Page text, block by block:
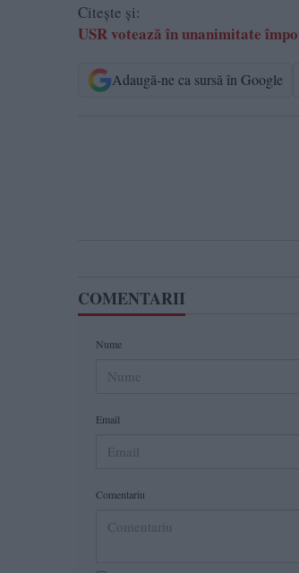
Citește și:
USR votează în unanimitate
Adaugă-ne ca sursă în Google
COMENTARII
Nume
Email
Comentariu